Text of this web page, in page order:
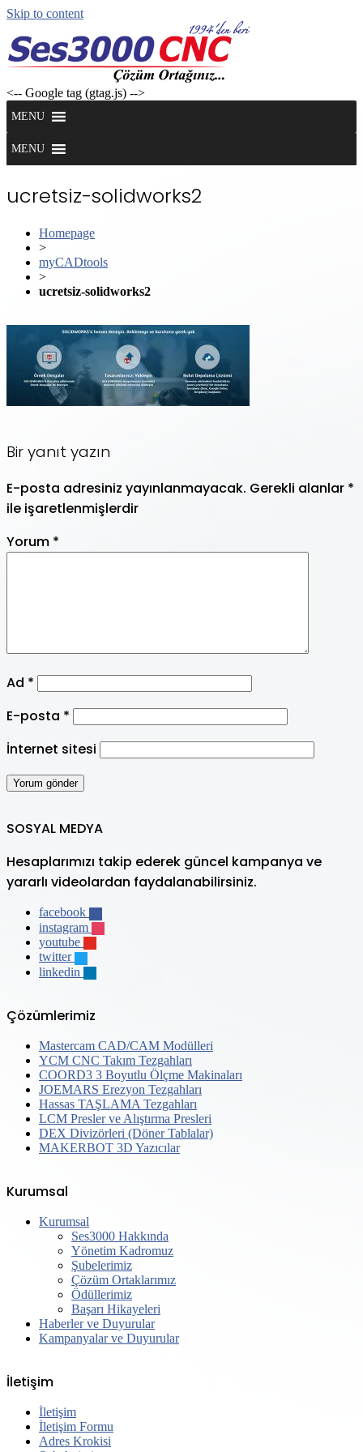
Skip to content
<-- Google tag (gtag.js) -->
MENU
MENU
ucretsiz-solidworks2
Homepage
>
myCADtools
>
ucretsiz-solidworks2
Bir yanıt yazın
E-posta adresiniz yayınlanmayacak. Gerekli alanlar *
ile işaretlenmişlerdir
Yorum *
Ad *
E-posta *
İnternet sitesi
SOSYAL MEDYA
Hesaplarımızı takip ederek güncel kampanya ve
yararlı videolardan faydalanabilirsiniz.
facebook
instagram
youtube
twitter
linkedin
Çözümlerimiz
Mastercam CAD/CAM Modülleri
YCM CNC Takım Tezgahları
COORD3 3 Boyutlu Ölçme Makinaları
JOEMARS Erezyon Tezgahları
Hassas TAŞLAMA Tezgahları
LCM Presler ve Alıştırma Presleri
DEX Divizörleri (Döner Tablalar)
MAKERBOT 3D Yazıcılar
Kurumsal
Kurumsal
Ses3000 Hakkında
Yönetim Kadromuz
Şubelerimiz
Çözüm Ortaklarımız
Ödüllerimiz
Başarı Hikayeleri
Haberler ve Duyurular
Kampanyalar ve Duyurular
İletişim
İletişim
İletişim Formu
Adres Krokisi